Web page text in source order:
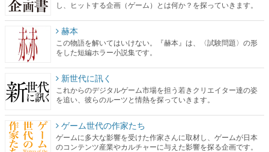
し、ヒットする企画（ゲーム）とは何か？を探っていきます。
赫本
この物語を解いてはいけない。『赫本』は、〈試験問題〉の形
をした短編ホラー小説集です。
新世代に訊く
これからのデジタルゲーム市場を担う若きクリエイター達の姿
を追い、彼らのルーツと情熱を探っていきます。
ゲーム世代の作家たち
ゲームに多大な影響を受けた作家さんに取材し、ゲームが日本
のコンテンツ産業やカルチャーに与えた影響を探る企画です。